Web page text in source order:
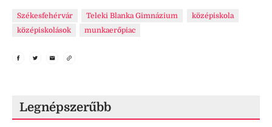
Székesfehérvár Teleki Blanka Gimnázium
középiskola
középiskolások
munkaerőpiac
Legnépszerűbb